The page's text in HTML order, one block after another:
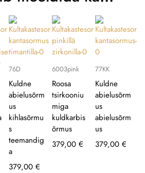
76D
Kuldne
abielusõrm
us
kihlasõrmu
s
teemandig
a
379,00 €
6003pink
Roosa
tsirkooniu
miga
kuldkarbis
õrmus
379,00 €
77KK
Kuldne
abielusõrm
us
abielusõrm
us
379,00 €